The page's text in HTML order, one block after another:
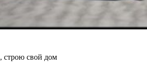
строю свой дом